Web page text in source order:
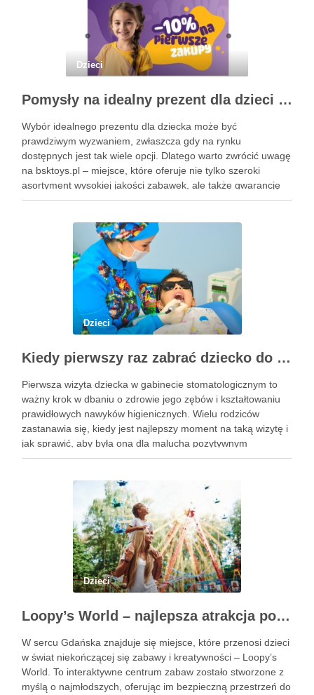
Dzieci
Pomysły na idealny prezent dla dzieci z BSKToys
Wybór idealnego prezentu dla dziecka może być
prawdziwym wyzwaniem, zwłaszcza gdy na rynku
dostępnych jest tak wiele opcji. Dlatego warto zwrócić uwagę
na bsktoys.pl – miejsce, które oferuje nie tylko szeroki
asortyment wysokiej jakości zabawek, ale także gwarancję
bezpieczeństwa i trwałości. Każdy rodzic pragnie, aby jego
Dzieci
Kiedy pierwszy raz zabrać dziecko do dentysty? Wskazówki dla rodziców
Pierwsza wizyta dziecka w gabinecie stomatologicznym to
ważny krok w dbaniu o zdrowie jego zębów i kształtowaniu
prawidłowych nawyków higienicznych. Wielu rodziców
zastanawia się, kiedy jest najlepszy moment na taką wizytę i
jak sprawić, aby była ona dla malucha pozytywnym
doświadczeniem. Na te pytania odpowiada doświadczony
Dzieci
Loopy’s World – najlepsza atrakcja pod dachem dla dzieci w Gdańsku
W sercu Gdańska znajduje się miejsce, które przenosi dzieci
w świat niekończącej się zabawy i kreatywności – Loopy’s
World. To interaktywne centrum zabaw zostało stworzone z
myślą o najmłodszych, oferując im bezpieczną przestrzeń do